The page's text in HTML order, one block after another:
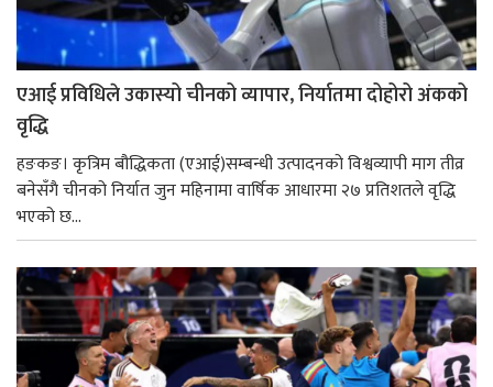
एआई प्रविधिले उकास्यो चीनको व्यापार, निर्यातमा दोहोरो अंकको
वृद्धि
हङकङ। कृत्रिम बौद्धिकता (एआई)सम्बन्धी उत्पादनको विश्वव्यापी माग तीव्र
बनेसँगै चीनको निर्यात जुन महिनामा वार्षिक आधारमा २७ प्रतिशतले वृद्धि
भएको छ...